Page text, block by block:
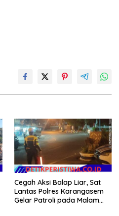
Cegah Aksi Balap Liar, Sat
Lantas Polres Karangasem
Gelar Patroli pada Malam